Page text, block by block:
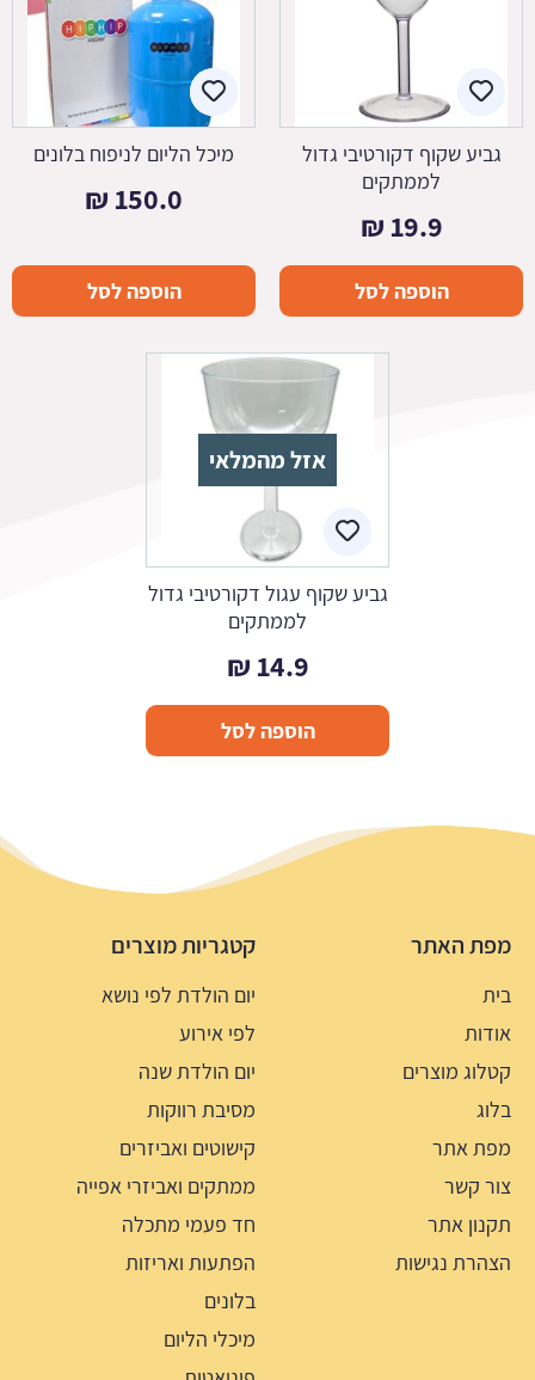
גביע שקוף דקורטיבי גדול
לממתקים
19.9
₪
הוספה לסל
מיכל הליום לניפוח בלונים
150.0
₪
הוספה לסל
אזל מהמלאי
גביע שקוף עגול דקורטיבי גדול
לממתקים
14.9
₪
הוספה לסל
מפת האתר
בית
אודות
קטלוג מוצרים
בלוג
מפת אתר
צור קשר
תקנון אתר
הצהרת נגישות
קטגריות מוצרים
יום הולדת לפי נושא
לפי אירוע
יום הולדת שנה
מסיבת רווקות
קישוטים ואביזרים
ממתקים ואביזרי אפייה
חד פעמי מתכלה
הפתעות ואריזות
בלונים
מיכלי הליום